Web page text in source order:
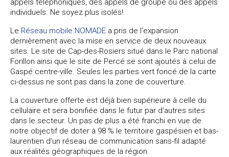
appels téléphoniques, des appels de groupe ou des appels
individuels. Ne soyez plus isolés!
Le Réseau mobile NOMADE a pris de l’expansion
dernièrement avec la mise en service de deux nouveaux
sites. Le site de Cap-des-Rosiers situé dans le Parc national
Forillon ainsi que le site de Percé se sont ajoutés à celui de
Gaspé centre-ville. Seules les parties vert foncé de la carte
ci-dessus ne sont pas dans la zone de couverture.
La couverture offerte est déjà bien supérieure à celle du
cellulaire et sera bonifiée dans le futur par d’autres sites
dans le secteur. Un pas de plus a été franchi en vue de
notre objectif de doter à 98 % le territoire gaspésien et bas-
laurentien d’un réseau de communication sans-fil adapté
aux réalités géographiques de la région.